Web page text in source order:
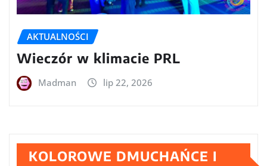
AKTUALNOŚCI
Wieczór w klimacie PRL
Madman lip 22, 2026
KOLOROWE DMUCHAŃCE I